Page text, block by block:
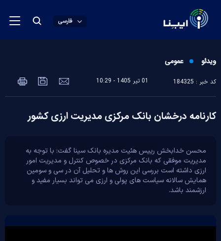
فارسی
ویدئو عمومی
کد خبر : 184325 01 تير 1405 - 10:29
کارنامه درخشان بانک مرکزی مدیریت ارزی کشور
محسن خدابخش رییس هئیت مدیره بانک سینا گفت: با توجه به
مدیریت موفقی که بانک مرکزی در خصوص کنترل و مدیریت امور
ارزی داشته است بررسی این روش ها و تحلیل آن در سی و سومین
همایش سالانه سیاست های پولی و ارزی می تواند بسیار مفید و
ارزشمند باشد.